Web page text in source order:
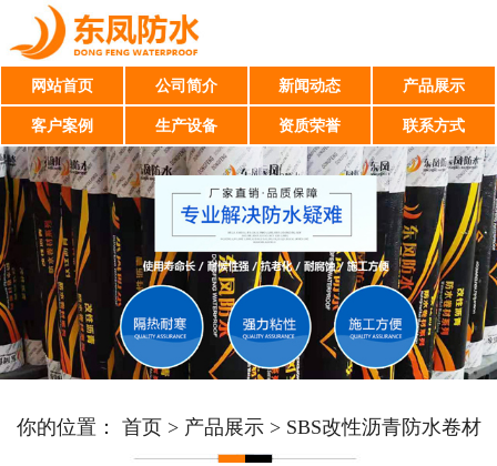
网站首页 公司简介 新闻动态 产品展示
客户案例 生产设备 资质荣誉 联系方式
你的位置： 首页 > 产品展示> SBS改性沥青防水卷材